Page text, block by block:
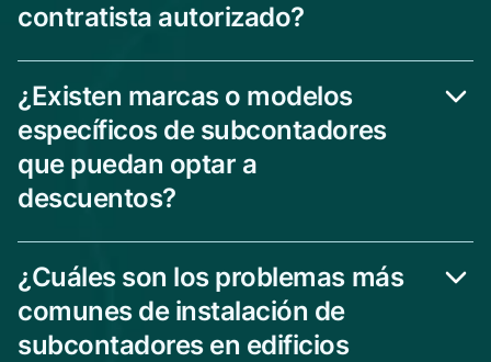
contratista autorizado?
¿Existen marcas o modelos
específicos de subcontadores
que puedan optar a
descuentos?
¿Cuáles son los problemas más
comunes de instalación de
subcontadores en edificios